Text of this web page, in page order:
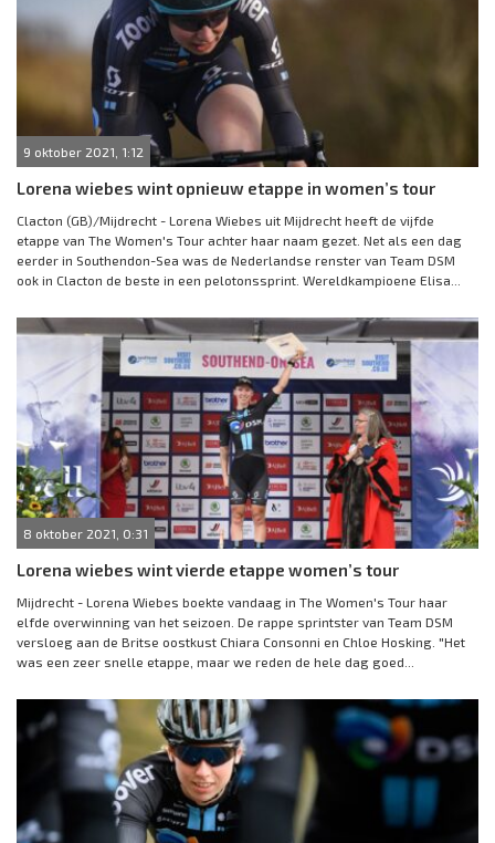
9 oktober 2021, 1:12
Lorena wiebes wint opnieuw etappe in women’s tour
Clacton (GB)/Mijdrecht - Lorena Wiebes uit Mijdrecht heeft de vijfde
etappe van The Women's Tour achter haar naam gezet. Net als een dag
eerder in Southendon-Sea was de Nederlandse renster van Team DSM
ook in Clacton de beste in een pelotonssprint. Wereldkampioene Elisa...
8 oktober 2021, 0:31
Lorena wiebes wint vierde etappe women’s tour
Mijdrecht - Lorena Wiebes boekte vandaag in The Women's Tour haar
elfde overwinning van het seizoen. De rappe sprintster van Team DSM
versloeg aan de Britse oostkust Chiara Consonni en Chloe Hosking. "Het
was een zeer snelle etappe, maar we reden de hele dag goed...